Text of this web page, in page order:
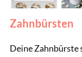
Zahnbürsten
Deine Zahnbürste